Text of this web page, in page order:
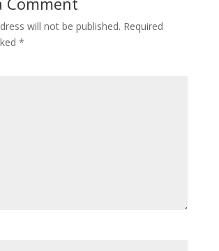
will not be published. Required
*